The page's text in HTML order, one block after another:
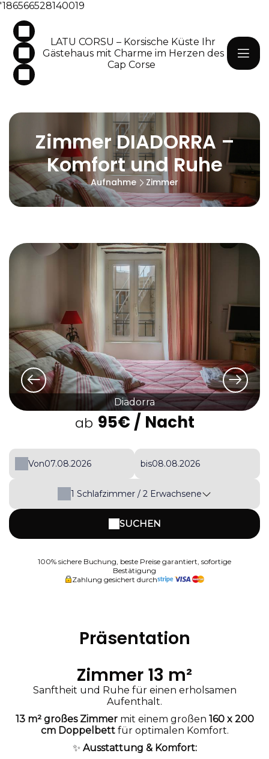
'186566528140019
LATU CORSU – Korsische Küste Ihr
Gästehaus mit Charme im Herzen des
Cap Corse
Zimmer DIADORRA –
Komfort und Ruhe
Aufnahme Zimmer
Diadorra
ab 95€ / Nacht
Von bis
1 Schlafzimmer / 2 Erwachsene
SUCHEN
100% sichere Buchung, beste Preise garantiert, sofortige
Bestätigung
Zahlung gesichert durch
Präsentation
Zimmer 13 m²
Sanftheit und Ruhe für einen erholsamen
Aufenthalt.
13 m² großes Zimmermit einem großen 160 x 200
cm Doppelbettfür optimalen Komfort.
✨ Ausstattung & Komfort: